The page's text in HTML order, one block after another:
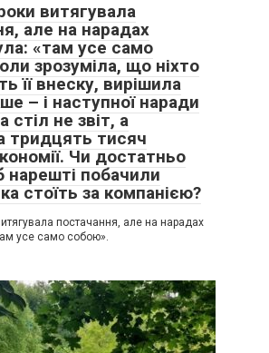
витягувала
але на нарадах
«там усе само
зрозуміла, що ніхто
її внеску, вирішила
– і наступної наради
стіл не звіт, а
тридцять тисяч
Чи достатньо
побачили
стоїть за компанією?
постачання, але на нарадах
усе само собою».